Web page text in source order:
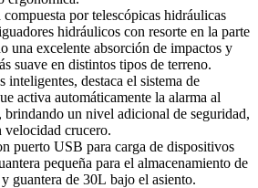
compuesta por telescópicas hidráulicas
hidráulicos con resorte en la parte
una excelente absorción de impactos y
suave en distintos tipos de terreno.
inteligentes, destaca el sistema de
activa automáticamente la alarma al
brindando un nivel adicional de seguridad,
velocidad crucero.
puerto USB para carga de dispositivos
pequeña para el almacenamiento de
guantera de 30L bajo el asiento.